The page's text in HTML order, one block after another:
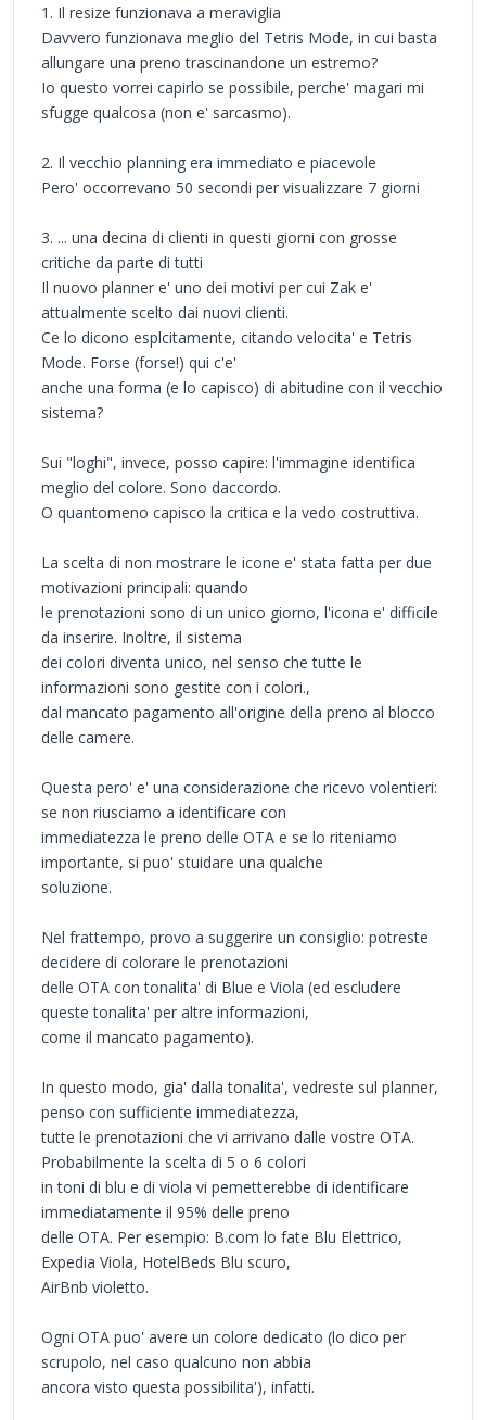
1. Il resize funzionava a meraviglia
Davvero funzionava meglio del Tetris Mode, in cui basta
allungare una preno trascinandone un estremo?
Io questo vorrei capirlo se possibile, perche' magari mi
sfugge qualcosa (non e' sarcasmo).
2. Il vecchio planning era immediato e piacevole
Pero' occorrevano 50 secondi per visualizzare 7 giorni
3. ... una decina di clienti in questi giorni con grosse
critiche da parte di tutti
Il nuovo planner e' uno dei motivi per cui Zak e'
attualmente scelto dai nuovi clienti.
Ce lo dicono esplcitamente, citando velocita' e Tetris
Mode. Forse (forse!) qui c'e'
anche una forma (e lo capisco) di abitudine con il vecchio
sistema?
Sui "loghi", invece, posso capire: l'immagine identifica
meglio del colore. Sono daccordo.
O quantomeno capisco la critica e la vedo costruttiva.
La scelta di non mostrare le icone e' stata fatta per due
motivazioni principali: quando
le prenotazioni sono di un unico giorno, l'icona e' difficile
da inserire. Inoltre, il sistema
dei colori diventa unico, nel senso che tutte le
informazioni sono gestite con i colori.,
dal mancato pagamento all'origine della preno al blocco
delle camere.
Questa pero' e' una considerazione che ricevo volentieri:
se non riusciamo a identificare con
immediatezza le preno delle OTA e se lo riteniamo
importante, si puo' stuidare una qualche
soluzione.
Nel frattempo, provo a suggerire un consiglio: potreste
decidere di colorare le prenotazioni
delle OTA con tonalita' di Blue e Viola (ed escludere
queste tonalita' per altre informazioni,
come il mancato pagamento).
In questo modo, gia' dalla tonalita', vedreste sul planner,
penso con sufficiente immediatezza,
tutte le prenotazioni che vi arrivano dalle vostre OTA.
Probabilmente la scelta di 5 o 6 colori
in toni di blu e di viola vi pemetterebbe di identificare
immediatamente il 95% delle preno
delle OTA. Per esempio: B.com lo fate Blu Elettrico,
Expedia Viola, HotelBeds Blu scuro,
AirBnb violetto.
Ogni OTA puo' avere un colore dedicato (lo dico per
scrupolo, nel caso qualcuno non abbia
ancora visto questa possibilita'), infatti.